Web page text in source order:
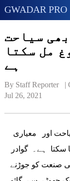
GWADAR PRO
سیاحت
مل سکتا
ہے
By Staff Reporter   |
Jul 26, 2021
اور معیاری
ہے۔ گوادر
صنعت کو جوڑنے